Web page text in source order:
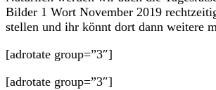
Bilder 1 Wort November 2019
stellen und ihr könnt dort dann weitere
[adrotate group=”3″]
[adrotate group=”3″]